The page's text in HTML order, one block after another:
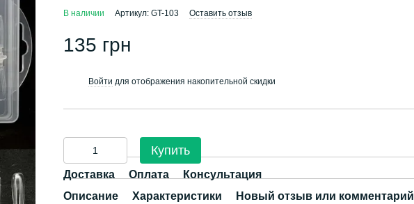
В наличии Артикул: GT-103 Оставить отзыв
135 грн
Войти для отображения накопительной скидки
Купить
Доставка Оплата
Консультация
Описание
Характеристики Новый отзыв или комментарий